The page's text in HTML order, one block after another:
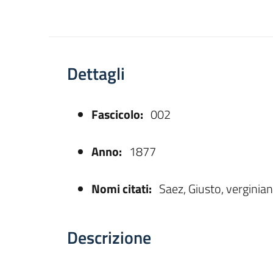
Dettagli
Fascicolo: 002
Anno: 1877
Nomi citati: Saez, Giusto,
Descrizione